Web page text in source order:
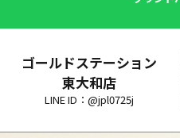
ゴールドステーション
東大和店
LINE ID：@jpl0725j